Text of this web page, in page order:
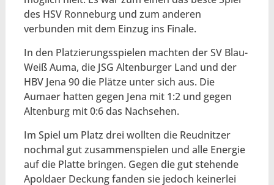
des HSV Ronneburg und zum anderen
verbunden mit dem Einzug ins Finale.
In den Platzierungsspielen machten der SV Blau-
Weiß Auma, die JSG Altenburger Land und der
HBV Jena 90 die Plätze unter sich aus. Die
Aumaer hatten gegen Jena mit 1:2 und gegen
Altenburg mit 0:6 das Nachsehen.
Im Spiel um Platz drei wollten die Reudnitzer
nochmal gut zusammenspielen und alle Energie
auf die Platte bringen. Gegen die gut stehende
Apoldaer Deckung fanden sie jedoch keinerlei